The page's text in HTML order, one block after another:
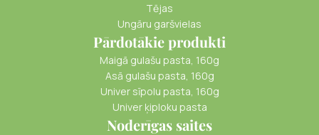
Tējas
Ungāru garšvielas
Pārdotākie produkti
Maigā gulašu pasta, 160g
Asā gulašu pasta, 160g
Univer sīpolu pasta, 160g
Univer ķiploku pasta
Noderīgas saites